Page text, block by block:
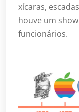
xícaras,
houve um
funcionários.